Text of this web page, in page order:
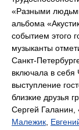
«Разными
альбома
событием этого
музыканты
Санкт-
включала в себя
выступление
близкие друзья
Сергей Галанин,
Малежик